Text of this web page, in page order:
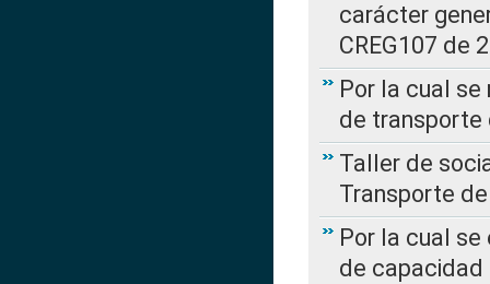
carácter
CREG107 de
Por la cual
de transporte
Taller de
Transporte
Por la cual
de capacidad